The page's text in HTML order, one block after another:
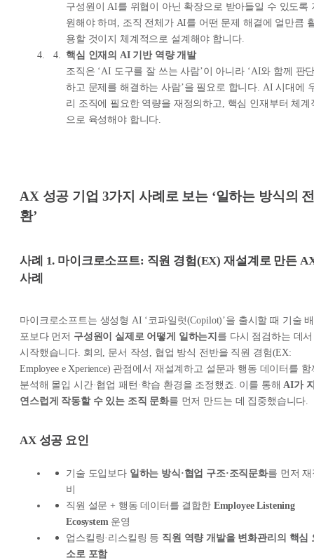
구성원이 AI를 위협이 아닌 확장으로 받아들일 수 있도록
원해야 하며, 조직 전체가 AI를 어떤 문제 해결에 얼만큼
용할 것이지 체계적으로 설계해야 합니다.
핵심 인재의 AI 기반 역량 개발
조직은 ‘AI 도구를 잘 쓰는 사람’이 아니라 ‘AI와 함께 판
하고 문제를 해결하는 사람’을 필요로 합니다. AI 시대에
리 조직에 필요한 역량을 재정의하고, 핵심 인재부터 체계
으로 육성해야 합니다.
AX 성공 기업 3가지 사례로 보는 ‘일하는 방식의
환’
사례 1. 마이크로소프트: 직원 경험(EX) 재설계로 만든
사례
마이크로소프트는 생성형 AI ‘코파일럿(Copilot)’을 출시할 때 기술 배
포보다 먼저 구성원이 실제로 어떻게 일하는지 를 다시 점검하는 데서
시작했습니다. 회의, 문서 작성, 협업 방식 전반을 직원 경험(EX:
Employee e Xperience) 관점에서 재설계하고 설문과 행동 데이터를 함
분석해 몰입 시간·협업 패턴·학습 환경을 조정했죠. 이를 통해AI가
연스럽게 작동할 수 있는 조직 문화를 먼저 만드는 데 집중했습니다.
AX 성공 요인
기술 도입보다 일하는 방식·협업 구조·조직문화를 먼저 재
비
직원 설문 + 행동 데이터를 결합한 Employee Listening
Ecosystem 운영
업스킬링·리스킬링 등 직원 역량 개발을 변화관리의 핵심
소로 포함